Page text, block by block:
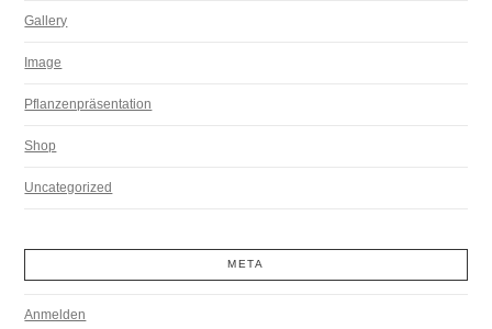
Gallery
Image
Pflanzenpräsentation
Shop
Uncategorized
META
Anmelden